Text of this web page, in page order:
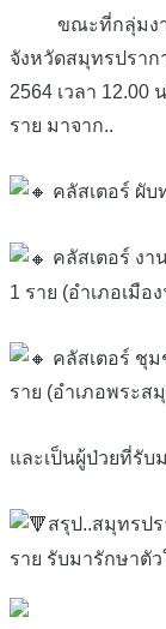
ขณะที่กลุ่มงาน
จังหวัดสมุทรปราก
2564 เวลา 12.00
ราย มาจาก..
คลัสเตอร์ ผับ
คลัสเตอร์ งา
1 ราย (อำเภอเมือง
คลัสเตอร์ ชุ
ราย (อำเภอพระส
และเป็นผู้ป่วยที่รับ
สรุป..สมุทรป
ราย รับมารักษาตั